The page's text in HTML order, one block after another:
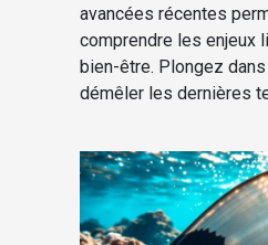
avancées récentes
comprendre les enjeux
bien-être. Plongez
démêler les dernières